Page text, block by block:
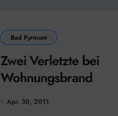
Bad Pyrmont
Zwei Verletzte bei
Wohnungsbrand
Apr. 30, 2011